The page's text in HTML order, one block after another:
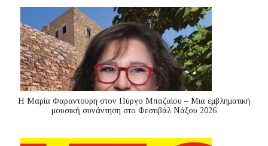
Η Μαρία Φαραντούρη στον Πύργο Μπαζαίου – Μια εμβληματική
μουσική συνάντηση στο Φεστιβάλ Νάξου 2026